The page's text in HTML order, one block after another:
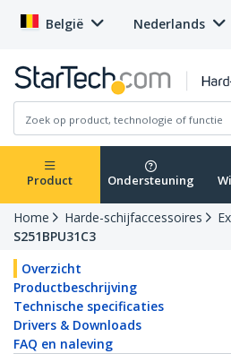
België Nederlands
Product Ondersteuning
Home Harde-schijfaccessoires
S251BPU31C3
Overzicht
Productbeschrijving
Technische specificaties
Drivers & Downloads
FAQ en naleving